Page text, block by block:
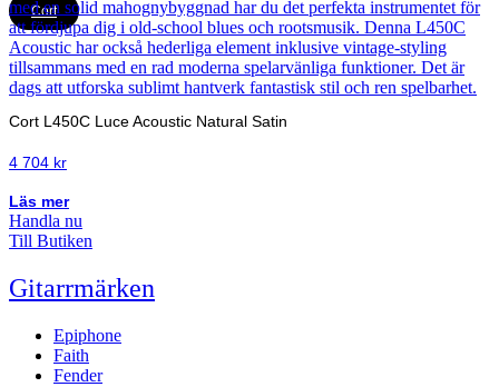
Cort
Cort L450C Luce Acoustic Natural Satin
4 704 kr
Läs mer
Handla nu
Till Butiken
Gitarrmärken
Epiphone
Faith
Fender